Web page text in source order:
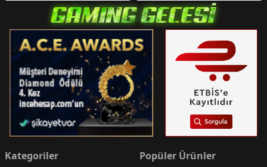
Kategoriler Popüler Ürünler